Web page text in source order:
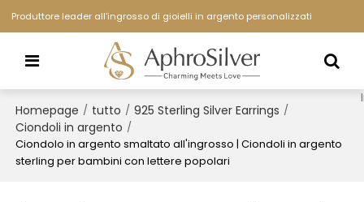
Produttore leader all'ingrosso di gioielli in argento personalizzati
Homepage / tutto / 925 Sterling Silver Earrings /
Ciondoli in argento /
Ciondolo in argento smaltato all'ingrosso | Ciondoli in argento
sterling per bambini con lettere popolari